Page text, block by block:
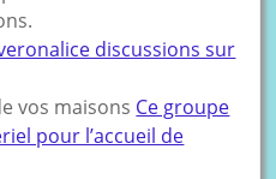
discussions sur
vos maisons Ce groupe
pour l’accueil de